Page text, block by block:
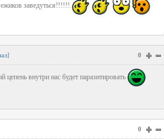
заведуться!!!!!!
0
]
цепень внутри нас будет паразитировать
0